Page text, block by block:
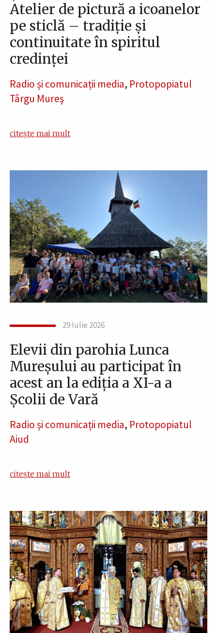
Atelier de pictură a icoanelor
pe sticlă – tradiție și
continuitate în spiritul
credinței
Radio și comunicații media, Protopopiatul
Târgu Mureş
citește mai mult
29 Iulie 2026
Elevii din parohia Lunca
Mureșului au participat în
acest an la ediția a XI-a a
Școlii de Vară
Radio și comunicații media, Protopopiatul
Aiud
citește mai mult